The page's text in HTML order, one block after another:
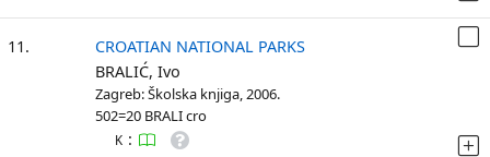
11.
CROATIAN NATIONAL PARKS
BRALIĆ, Ivo
Zagreb: Školska knjiga, 2006.
502=20 BRALI cro
K :